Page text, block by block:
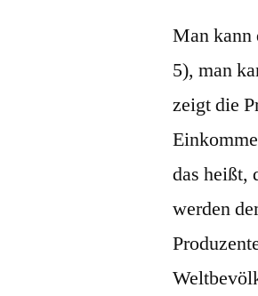
Man kann
5), man
zeigt die
das heißt,
werden